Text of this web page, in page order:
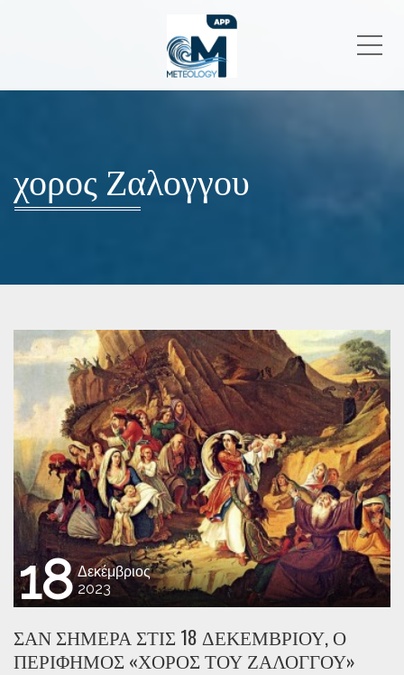
χορος Ζαλογγου
18 Δεκέμβριος
2023
ΣΑΝ ΣΉΜΕΡΑ ΣΤΙΣ 18 ΔΕΚΕΜΒΡΊΟΥ, Ο
ΠΕΡΊΦΗΜΟΣ «ΧΟΡΌΣ ΤΟΥ ΖΑΛΌΓΓΟΥ»